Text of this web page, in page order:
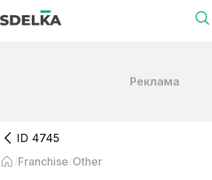
Реклама
ID 4745
Franchise Other